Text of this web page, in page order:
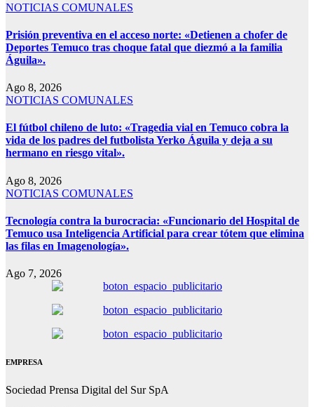
NOTICIAS COMUNALES
Prisión preventiva en el acceso norte: «Detienen a chofer de
Deportes Temuco tras choque fatal que diezmó a la familia
Águila».
Ago 8, 2026
NOTICIAS COMUNALES
El fútbol chileno de luto: «Tragedia vial en Temuco cobra la
vida de los padres del futbolista Yerko Águila y deja a su
hermano en riesgo vital».
Ago 8, 2026
NOTICIAS COMUNALES
Tecnología contra la burocracia: «Funcionario del Hospital de
Temuco usa Inteligencia Artificial para crear tótem que elimina
las filas en Imagenología».
Ago 7, 2026
EMPRESA
Sociedad Prensa Digital del Sur SpA